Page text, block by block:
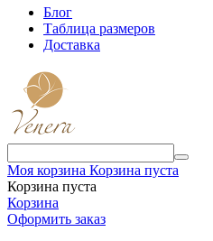
Блог
Таблица размеров
Доставка
Моя корзина Корзина пуста
Корзина пуста
Корзина
Оформить заказ